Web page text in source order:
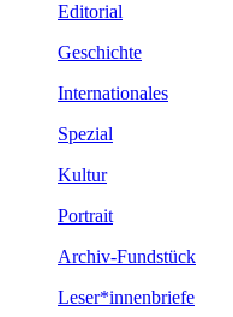
Editorial
Geschichte
Internationales
Spezial
Kultur
Portrait
Archiv-Fundstück
Leser*innenbriefe